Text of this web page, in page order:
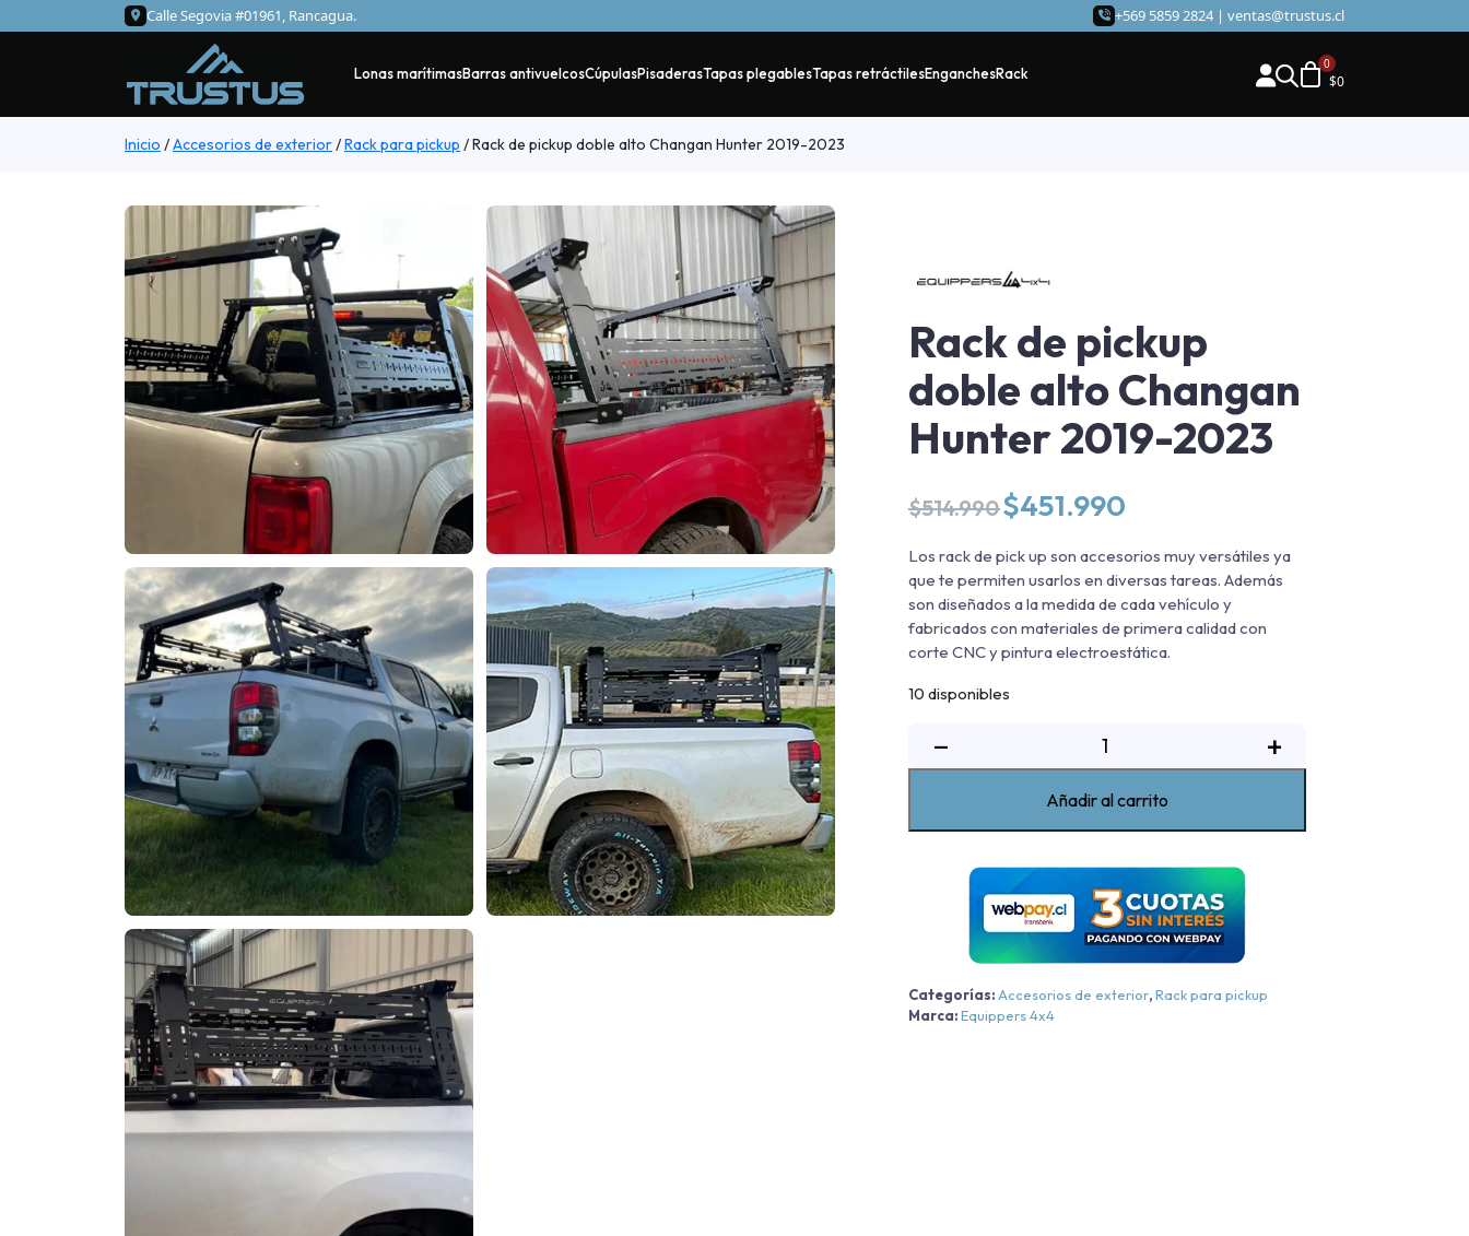
Calle Segovia #01961, Rancagua. +569 5859 2824 | ventas@trustus.cl
Lonas marítimasBarras antivuelcosCúpulasPisaderasTapas plegablesTapas retráctilesEnganchesRack $0
Inicio /Accesorios de exterior/Rack para pickup /Rack de pickup doble alto Changan Hunter 2019-2023
Rack de pickup
doble alto Changan
Hunter 2019-2023
$514.990 El
precio
original
era:
$514.990.
$451.990
actual
es:
$451.990.
Los rack de pick up son accesorios muy versátiles ya
que te permiten usarlos en diversas tareas. Además
son diseñados a la medida de cada vehículo y
fabricados con materiales de primera calidad con
corte CNC y pintura electroestática.
10 disponibles
−
de
Changan
Hunter
2019-
2023
+
Añadir al carrito
Categorías: Accesorios de exterior,Rack para pickup
Marca:Equippers 4x4